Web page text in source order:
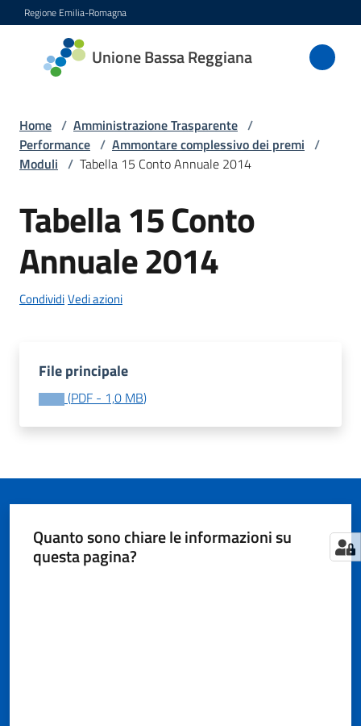
Vai al contenuto
Vai alla navigazione
Vai al footer
Regione Emilia-Romagna
Unione Bassa Reggiana
Unione
Bassa
Amministrazione
Novità
Servizi
Vivere
Tutti
Seguici
Home / Amministrazione Trasparente /
Performance / Ammontare complessivo dei premi /
Moduli / Tabella 15 Conto Annuale 2014
Tabella 15 Conto
Annuale 2014
CondividiVedi azioni
File principale
(PDF - 1,0 MB)
Quanto sono chiare le informazioni su
questa pagina?